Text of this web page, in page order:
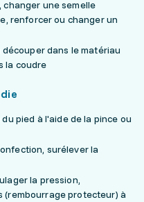
une semelle
renforcer ou changer un
dans le matériau
la coudre
pied à l'aide de la pince ou
surélever la
la pression,
protecteur) à